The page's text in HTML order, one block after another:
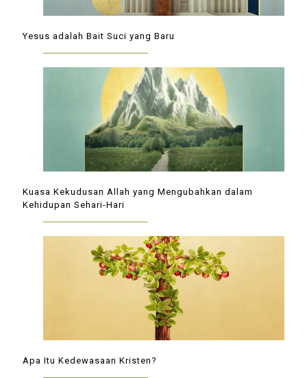
Yesus adalah Bait Suci yang Baru
Kuasa Kekudusan Allah yang Mengubahkan dalam
Kehidupan Sehari-Hari
Apa Itu Kedewasaan Kristen?